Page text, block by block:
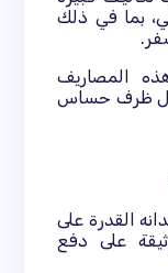
بما في ذلك
المصاريف
ظرف حساس
القدرة على
على دفع